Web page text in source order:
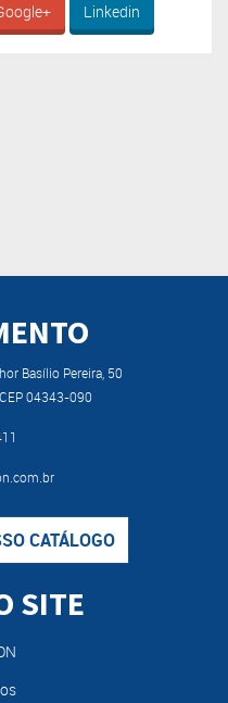
Linkedin
Basílio Pereira, 50
04343-090
CATÁLOGO
SITE